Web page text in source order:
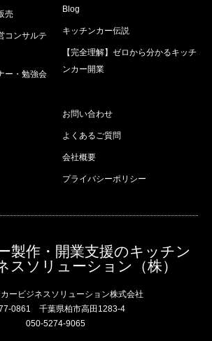
売
コンサルテ
ー・勉強会
Blog
キッチンカー伝説
【完全理解】ゼロから分かるキッチ
ンカー開業
お問い合わせ
よくあるご質問
会社概要
プライバシーポリシー
製作・開業支援のキッチン
スソリューション（株）
ービジネスソリューション株式会社
0861 千葉県柏市高田1283-4
050-5274-9065